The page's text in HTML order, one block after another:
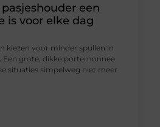
een
is voor elke dag
kiezen voor minder spullen in
Een grote, dikke portemonnee
situaties simpelweg niet meer